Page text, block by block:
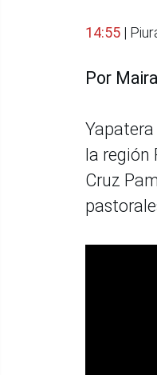
14:55 |
Por
la región
Cruz